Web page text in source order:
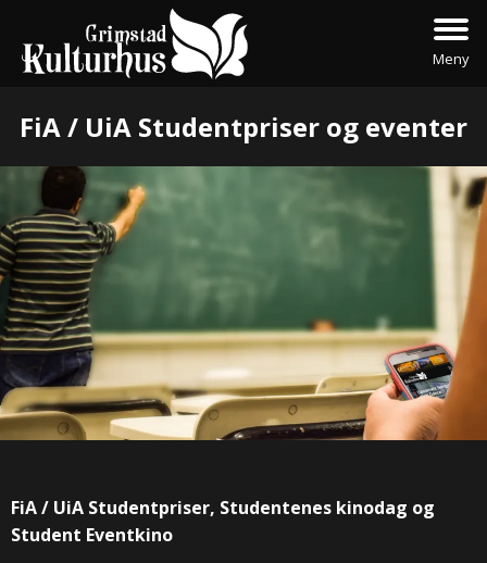
Meny
FiA / UiA Studentpriser og eventer
FiA / UiA Studentpriser, Studentenes kinodag og
Student Eventkino